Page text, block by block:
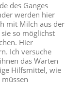
des Ganges
werden hier
mit Milch aus der
so möglichst
Hier
Ich versuche
das Warten
Hilfsmittel, wie